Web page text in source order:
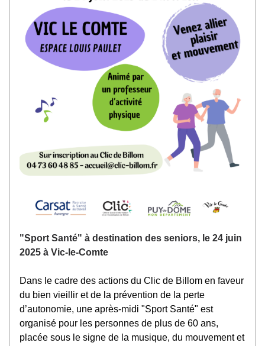
"Sport Santé" à destination des seniors, le 24 juin
2025 à Vic-le-Comte
Dans le cadre des actions du Clic de Billom en faveur
du bien vieillir et de la prévention de la perte
d’autonomie, une après-midi "Sport Santé" est
organisé pour les personnes de plus de 60 ans,
placée sous le signe de la musique, du mouvement et